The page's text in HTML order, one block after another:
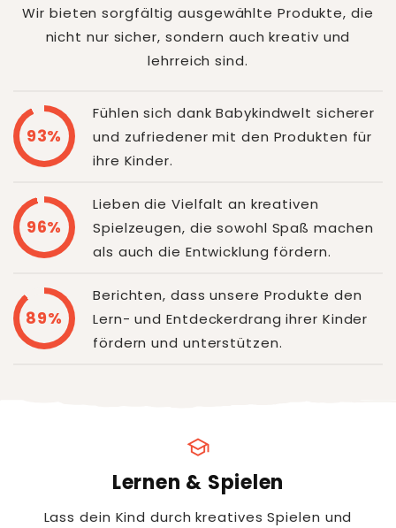
Wir bieten sorgfältig ausgewählte Produkte, die
nicht nur sicher, sondern auch kreativ und
lehrreich sind.
93%
Fühlen sich dank Babykindwelt sicherer
und zufriedener mit den Produkten für
ihre Kinder.
96%
Lieben die Vielfalt an kreativen
Spielzeugen, die sowohl Spaß machen
als auch die Entwicklung fördern.
89%
Berichten, dass unsere Produkte den
Lern- und Entdeckerdrang ihrer Kinder
fördern und unterstützen.
school
Lernen & Spielen
Lass dein Kind durch kreatives Spielen und